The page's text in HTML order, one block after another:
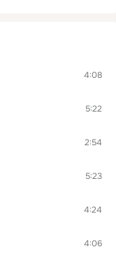
4:08
5:22
2:54
5:23
4:24
4:06